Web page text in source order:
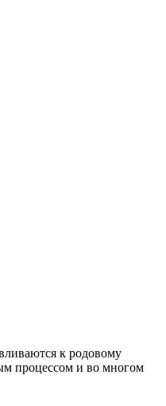
к родовому
процессом и во многом